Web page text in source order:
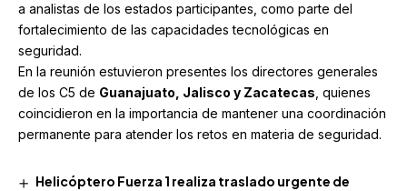
a analistas de los estados participantes, como parte del
fortalecimiento de las capacidades tecnológicas en
seguridad.
En la reunión estuvieron presentes los directores generales
de los C5 de Guanajuato, Jalisco y Zacatecas, quienes
coincidieron en la importancia de mantener una coordinación
permanente para atender los retos en materia de seguridad.
Helicóptero Fuerza 1 realiza traslado urgente de